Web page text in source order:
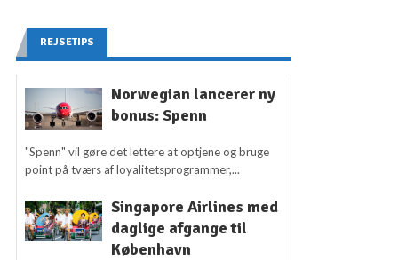
REJSETIPS
Norwegian lancerer ny
bonus: Spenn
"Spenn" vil gøre det lettere at optjene og bruge
point på tværs af loyalitetsprogrammer,...
Singapore Airlines med
daglige afgange til
København